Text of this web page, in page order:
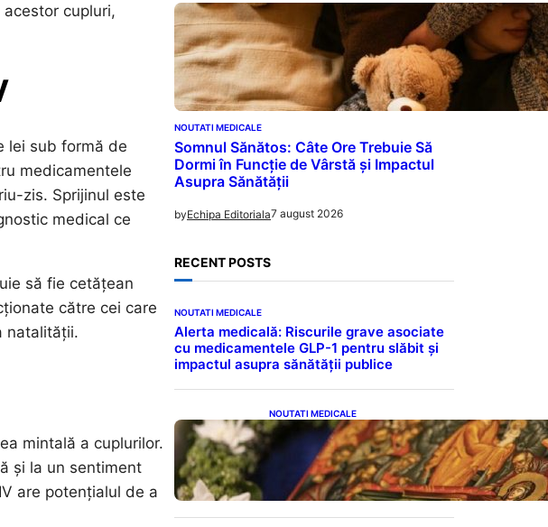
cupluri,
lei sub formă de
medicamentele
zis. Sprijinul este
medical ce
să fie cetățean
către cei care
natalității.
mintală a cuplurilor.
și la un sentiment
are potențialul de a
NOUTATI MEDICALE
Somnul Sănătos: Câte Ore Trebuie Să
Dormi în Funcție de Vârstă și Impactul
Asupra Sănătății
byEchipa Editoriala7 august 2026
RECENT POSTS
NOUTATI MEDICALE
Alerta medicală: Riscurile grave asociate
cu medicamentele GLP-1 pentru slăbit și
impactul asupra sănătății publice
NOUTATI MEDICALE
Postul Adormirii Maicii
Domnului: Tradiții,
Superstiții și Implicații
Spiritualitate în 2026